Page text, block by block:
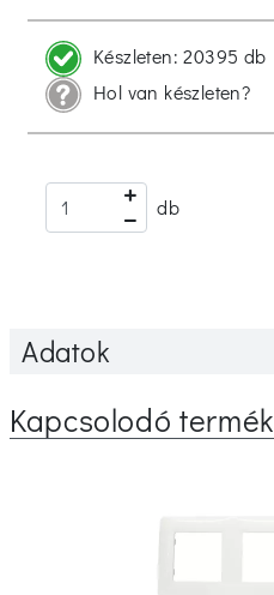
Készleten:20395 db
Hol van készleten?
db
Adatok
Kapcsolodó termék